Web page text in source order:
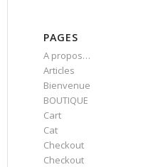
PAGES
A propos…
Articles
Bienvenue
BOUTIQUE
Cart
Cat
Checkout
Checkout